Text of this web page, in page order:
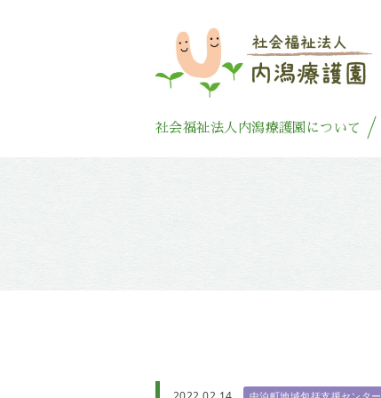
社会福祉法人内潟療護園について